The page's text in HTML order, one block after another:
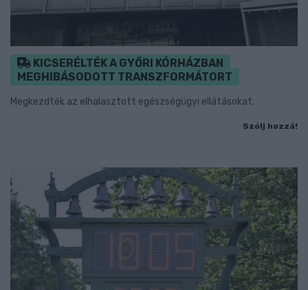
KICSERÉLTÉK A GYŐRI KÓRHÁZBAN
MEGHIBÁSODOTT TRANSZFORMÁTORT
Megkezdték az elhalasztott egészségügyi ellátásokat.
Szólj hozzá!